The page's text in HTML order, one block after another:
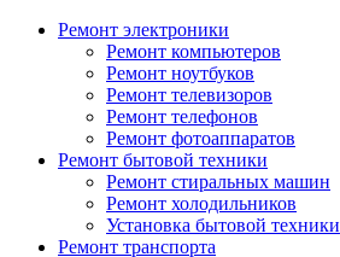
Ремонт электроники
Ремонт компьютеров
Ремонт ноутбуков
Ремонт телевизоров
Ремонт телефонов
Ремонт фотоаппаратов
Ремонт бытовой техники
Ремонт стиральных машин
Ремонт холодильников
Установка бытовой техники
Ремонт транспорта